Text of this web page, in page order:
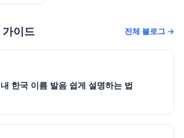
가이드 전체 블로그 →
한국 이름 발음 쉽게 설명하는 법